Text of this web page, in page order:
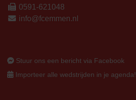
0591-621048
info@fcemmen.nl
Stuur ons een bericht via Facebook
Importeer alle wedstrijden in je agenda!